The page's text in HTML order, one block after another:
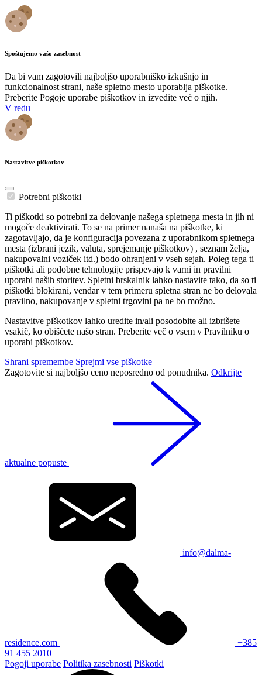
Spoštujemo vašo zasebnost
Da bi vam zagotovili najboljšo uporabniško izkušnjo in
funkcionalnost strani, naše spletno mesto uporablja piškotke.
Preberite Pogoje uporabe piškotkov in izvedite več o njih.
V redu
Nastavitve piškotkov
Potrebni piškotki
Ti piškotki so potrebni za delovanje našega spletnega mesta in jih ni
mogoče deaktivirati. To se na primer nanaša na piškotke, ki
zagotavljajo, da je konfiguracija povezana z uporabnikom spletnega
mesta (izbrani jezik, valuta, sprejemanje piškotkov) , seznam želja,
nakupovalni voziček itd.) bodo ohranjeni v vseh sejah. Poleg tega ti
piškotki ali podobne tehnologije prispevajo k varni in pravilni
uporabi naših storitev. Spletni brskalnik lahko nastavite tako, da so ti
piškotki blokirani, vendar v tem primeru spletna stran ne bo delovala
pravilno, nakupovanje v spletni trgovini pa ne bo možno.
Nastavitve piškotkov lahko uredite in/ali posodobite ali izbrišete
vsakič, ko obiščete našo stran. Preberite več o vsem v Pravilniku o
uporabi piškotkov.
Shrani spremembe Sprejmi vse piškotke
Zagotovite si najboljšo ceno neposredno od ponudnika. Odkrijte
aktualne popuste
info@dalma-
residence.com
+385
91 455 2010
Pogoji uporabe Politika zasebnosti Piškotki